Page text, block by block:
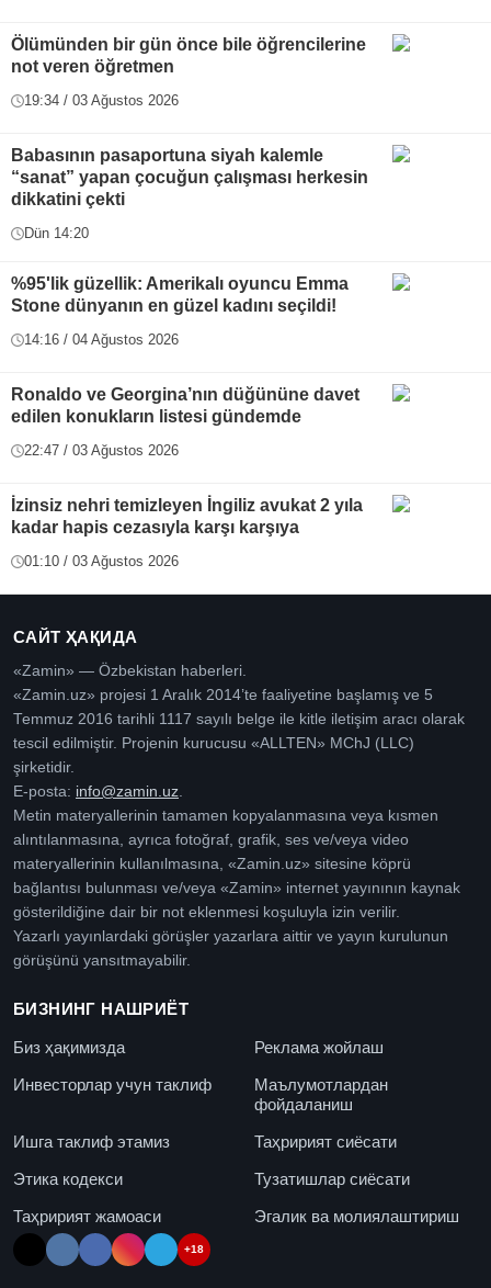
Ölümünden bir gün önce bile öğrencilerine
not veren öğretmen
19:34 / 03 Ağustos 2026
Babasının pasaportuna siyah kalemle
“sanat” yapan çocuğun çalışması herkesin
dikkatini çekti
Dün 14:20
%95'lik güzellik: Amerikalı oyuncu Emma
Stone dünyanın en güzel kadını seçildi!
14:16 / 04 Ağustos 2026
Ronaldo ve Georgina’nın düğününe davet
edilen konukların listesi gündemde
22:47 / 03 Ağustos 2026
İzinsiz nehri temizleyen İngiliz avukat 2 yıla
kadar hapis cezasıyla karşı karşıya
01:10 / 03 Ağustos 2026
САЙТ ҲАҚИДА
«Zamin» — Özbekistan haberleri.
«Zamin.uz» projesi 1 Aralık 2014’te faaliyetine başlamış ve 5
Temmuz 2016 tarihli 1117 sayılı belge ile kitle iletişim aracı olarak
tescil edilmiştir. Projenin kurucusu «ALLTEN» MChJ (LLC)
şirketidir.
E-posta: info@zamin.uz.
Metin materyallerinin tamamen kopyalanmasına veya kısmen
alıntılanmasına, ayrıca fotoğraf, grafik, ses ve/veya video
materyallerinin kullanılmasına, «Zamin.uz» sitesine köprü
bağlantısı bulunması ve/veya «Zamin» internet yayınının kaynak
gösterildiğine dair bir not eklenmesi koşuluyla izin verilir.
Yazarlı yayınlardaki görüşler yazarlara aittir ve yayın kurulunun
görüşünü yansıtmayabilir.
БИЗНИНГ НАШРИЁТ
Биз ҳақимизда
Реклама жойлаш
Инвесторлар учун таклиф
Маълумотлардан
фойдаланиш
Ишга таклиф этамиз
Таҳририят сиёсати
Этика кодекси
Тузатишлар сиёсати
Таҳририят жамоаси
Эгалик ва молиялаштириш
+18